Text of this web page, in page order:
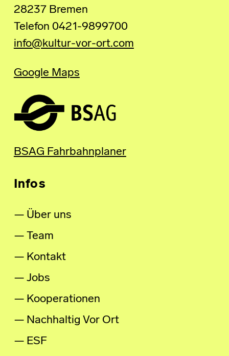
28237 Bremen
Telefon 0421-9899700
info@kultur-vor-ort.com
Google Maps
BSAG Fahrbahnplaner
Infos
Über uns
Team
Kontakt
Jobs
Kooperationen
Nachhaltig Vor Ort
ESF